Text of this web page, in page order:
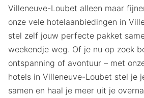
Villeneuve-Loubet alleen maar
onze vele hotelaanbiedingen in
stel zelf jouw perfecte pakket
weekendje weg. Of je nu op zoek
ontspanning of avontuur – met
hotels in Villeneuve-Loubet stel je
samen en haal je meer uit je